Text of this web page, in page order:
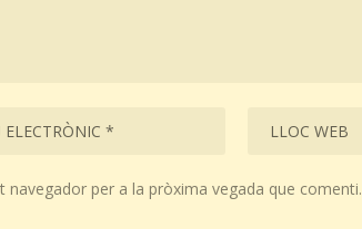
per a la pròxima vegada que comenti.